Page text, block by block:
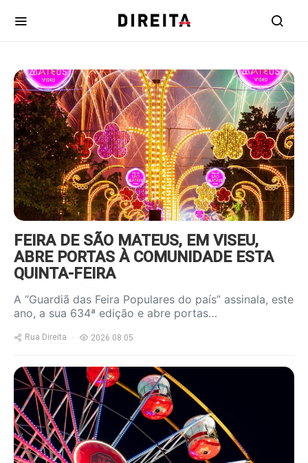
https://www.ruadireita.pt/wp-
content/uploads/2025/06/feira-
sao-mateus-800x600.jpg
FEIRA DE SÃO MATEUS, EM VISEU,
ABRE PORTAS À COMUNIDADE ESTA
QUINTA-FEIRA
A “Guardiã das Feira Populares do país” assinala, este
ano, a sua 634ª edição e abre portas…
Rua Direita 2026.08.05
https://www.ruadireita.pt/wp-
content/uploads/2026/08/feira-
s-mateus-800x600.jpg